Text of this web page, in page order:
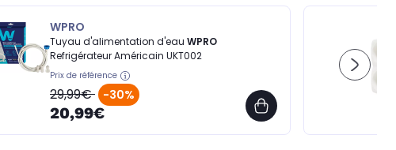
WPRO
Tuyau d'alimentation d'eau WPRO
Refrigérateur Américain UKT002
Prix de référence
29,99€ -30%
20,99€